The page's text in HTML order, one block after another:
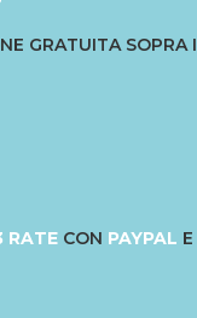
GRATUITA SOPRA I
RATE CON PAYPAL E